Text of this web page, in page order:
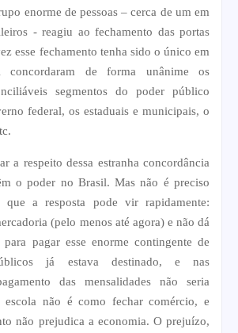
enorme de pessoas – cerca de um em
- reagiu ao fechamento das portas
esse fechamento tenha sido o único em
concordaram de forma unânime os
segmentos do poder público
federal, os estaduais e municipais, o
a respeito dessa estranha concordância
o poder no Brasil. Mas não é preciso
a resposta pode vir rapidamente:
(pelo menos até agora) e não dá
pagar esse enorme contingente de
já estava destinado, e nas
das mensalidades não seria
escola não é como fechar comércio, e
não prejudica a economia. O prejuízo,